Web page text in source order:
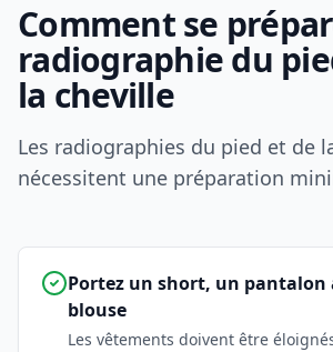
Comment se
radiographie du
la cheville
Les radiographies du pied et de
nécessitent une préparation
Portez un short, un pantalon
blouse
Les vêtements doivent être